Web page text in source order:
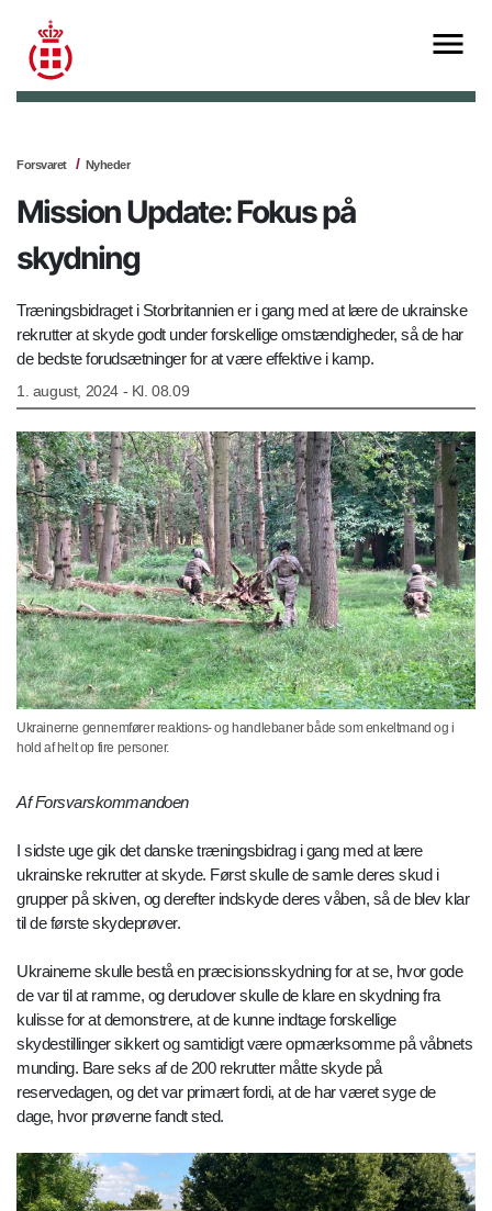
Forsvaret Nyheder
Mission Update: Fokus på
skydning
Træningsbidraget i Storbritannien er i gang med at lære de ukrainske
rekrutter at skyde godt under forskellige omstændigheder, så de har
de bedste forudsætninger for at være effektive i kamp.
1. august, 2024 - Kl. 08.09
Ukrainerne gennemfører reaktions- og handlebaner både som enkeltmand og i
hold af helt op fire personer.
Af Forsvarskommandoen
I sidste uge gik det danske træningsbidrag i gang med at lære
ukrainske rekrutter at skyde. Først skulle de samle deres skud i
grupper på skiven, og derefter indskyde deres våben, så de blev klar
til de første skydeprøver.
Ukrainerne skulle bestå en præcisionsskydning for at se, hvor gode
de var til at ramme, og derudover skulle de klare en skydning fra
kulisse for at demonstrere, at de kunne indtage forskellige
skydestillinger sikkert og samtidigt være opmærksomme på våbnets
munding. Bare seks af de 200 rekrutter måtte skyde på
reservedagen, og det var primært fordi, at de har været syge de
dage, hvor prøverne fandt sted.